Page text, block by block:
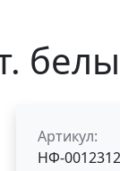
Артикул:
НФ-